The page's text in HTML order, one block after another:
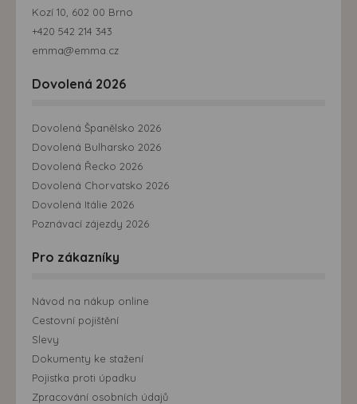
Kozí 10, 602 00 Brno
+420 542 214 343
emma@emma.cz
Dovolená 2026
Dovolená Španělsko 2026
Dovolená Bulharsko 2026
Dovolená Řecko 2026
Dovolená Chorvatsko 2026
Dovolená Itálie 2026
Poznávací zájezdy 2026
Pro zákazníky
Návod na nákup online
Cestovní pojištění
Slevy
Dokumenty ke stažení
Pojistka proti úpadku
Zpracování osobních údajů